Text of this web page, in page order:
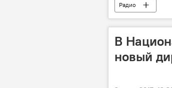
Радио
В
новый